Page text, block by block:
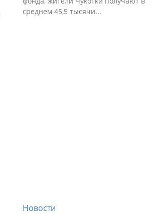
среднем 45,5 тысячи...
Новости